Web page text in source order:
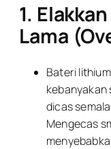
1.
Lama
Bateri
kebanyakan
dicas
Mengecas